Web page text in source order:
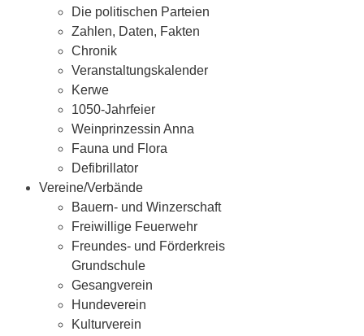
Die politischen Parteien
Zahlen, Daten, Fakten
Chronik
Veranstaltungskalender
Kerwe
1050-Jahrfeier
Weinprinzessin Anna
Fauna und Flora
Defibrillator
Vereine/Verbände
Bauern- und Winzerschaft
Freiwillige Feuerwehr
Freundes- und Förderkreis
Grundschule
Gesangverein
Hundeverein
Kulturverein